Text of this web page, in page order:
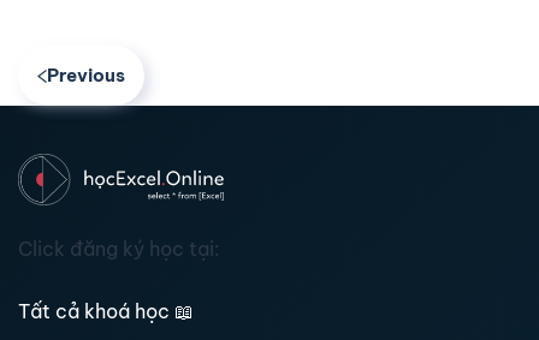
Previous
Click đăng ký học tại:
Tất cả khoá học 📖